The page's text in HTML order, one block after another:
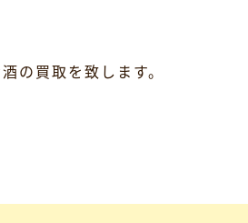
の買取を致します。